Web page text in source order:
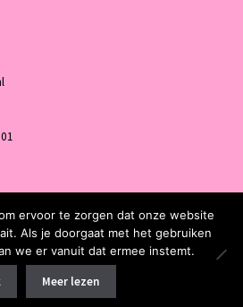
Selintoys - Powered and maintained by
ervoor te zorgen dat onze website
Als je doorgaat met het gebruiken
we er vanuit dat ermee instemt.
Meer lezen